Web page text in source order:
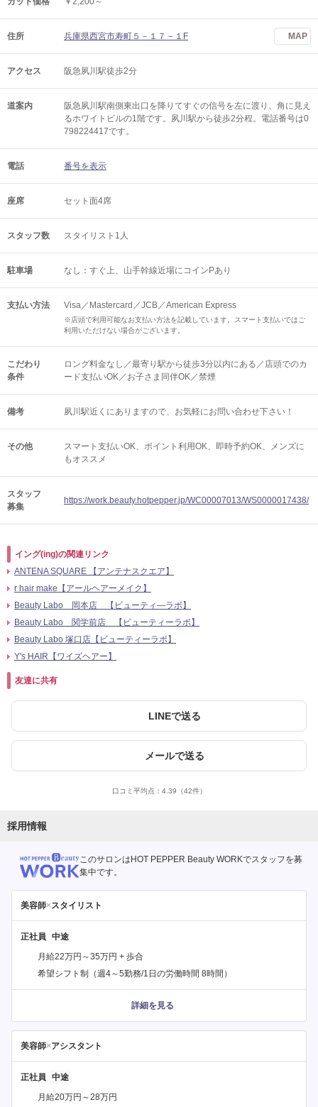
住所 兵庫県西宮市寿町５－１７－１F MAP
アクセス 阪急夙川駅徒歩2分
道案内
阪急夙川駅南側東出口を降りてすぐの信号を左に渡り、角に見え
るホワイトビルの1階です。夙川駅から徒歩2分程。電話番号は0
798224417です。
電話 番号を表示
座席 セット面4席
スタッフ数 スタイリスト1人
駐車場 なし：すぐ上、山手幹線近場にコインPあり
支払い方法 Visa／Mastercard／JCB／American Express
※店頭で利用可能なお支払い方法を記載しています。スマート支払いではご
利用いただけない場合がございます。
こだわり
条件
ロング料金なし／最寄り駅から徒歩3分以内にある／店頭でのカ
ード支払いOK／お子さま同伴OK／禁煙
備考 夙川駅近くにありますので、お気軽にお問い合わせ下さい！
その他 スマート支払いOK ポイント利用OK 即時予約OK
メンズに
もオススメ
スタッフ
募集
https://work.beauty.hotpepper.jp/WC00007013/WS0000017438/
イング(ing)の関連リンク
ANTENA SQUARE 【アンテナスクエア】
r hair make【アールヘアーメイク】
Beauty Labo 岡本店 【ビューティ―ラボ】
Beauty Labo 関学前店 【ビューティーラボ】
Beauty Labo 塚口店【ビューティーラボ】
Y's HAIR【ワイズヘアー】
友達に共有
LINEで送る
メールで送る
口コミ平均点： 4.39 （42件）
採用情報
このサロンはHOT PEPPER Beauty WORKでスタッフを募
集中です。
美容師×スタイリスト
正社員
月給22万円～35万円 + 歩合
希望シフト制（週4～5勤務/1日の労働時間 8時間）
詳細を見る
美容師×アシスタント
正社員
月給20万円～28万円